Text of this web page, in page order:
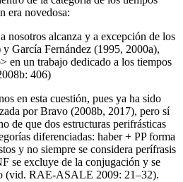
era novedosa:
nosotros alcanza y a excepción de los
García Fernández (1995, 2000a),
en un trabajo dedicado a los tiempos
406)
en esta cuestión, pues ya ha sido
por Bravo (2008b, 2017), pero sí
de que dos estructuras perifrásticas
diferenciadas: haber+ PPforma
y no siempre se considera perífrasis
se excluye de la conjugación y se
(vid. RAE-ASALE 2009: 21–32).